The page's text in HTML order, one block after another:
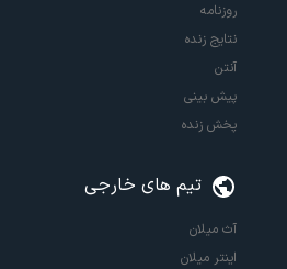
روزنامه
نتایج زنده
آنتن
پیش بینی
پخش زنده
تیم های خارجی
آث میلان
اینتر میلان